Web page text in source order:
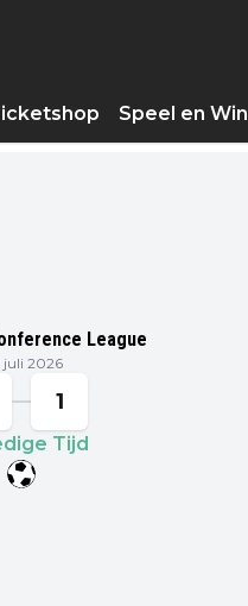
Speel en Win
League
juli 2026
1
Tijd